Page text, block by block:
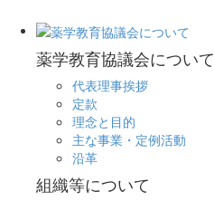
薬学教育協議会について
代表理事挨拶
定款
理念と目的
主な事業・定例活動
沿革
組織等について